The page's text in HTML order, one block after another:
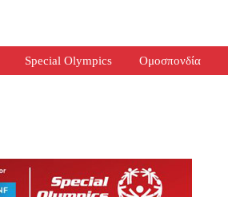
Special Olympics Ομοσπονδία